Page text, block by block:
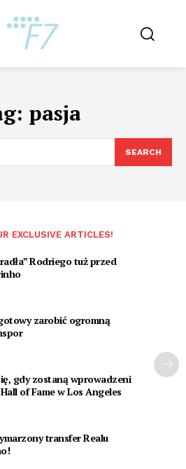
pasja
SEARCH
EXCLUSIVE ARTICLES!
Rodriego tuż przed
zarobić ogromną
gdy zostaną wprowadzeni
of Fame w Los Angeles
transfer Realu